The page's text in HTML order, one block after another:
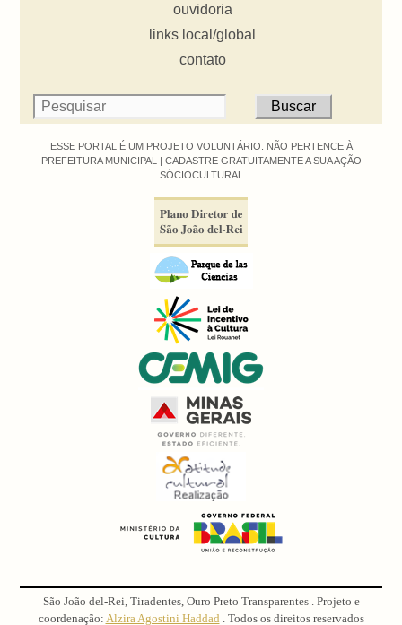
ouvidoria
links local/global
contato
ESSE PORTAL É UM PROJETO VOLUNTÁRIO. NÃO PERTENCE À
PREFEITURA MUNICIPAL | CADASTRE GRATUITAMENTE A SUA AÇÃO
SÓCIOCULTURAL
São João del-Rei, Tiradentes, Ouro Preto Transparentes . Projeto e
coordenação: Alzira Agostini Haddad . Todos os direitos reservados